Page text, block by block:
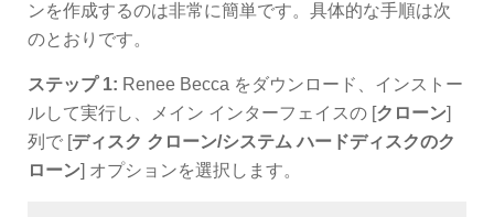
ンを作成するのは非常に簡単です。具体的な手順は次
のとおりです。
ステップ 1: Renee Becca をダウンロード、インストー
ルして実行し、メイン インターフェイスの [クローン]
列で [ディスク クローン/システム ハードディスクのク
ローン] オプションを選択します。